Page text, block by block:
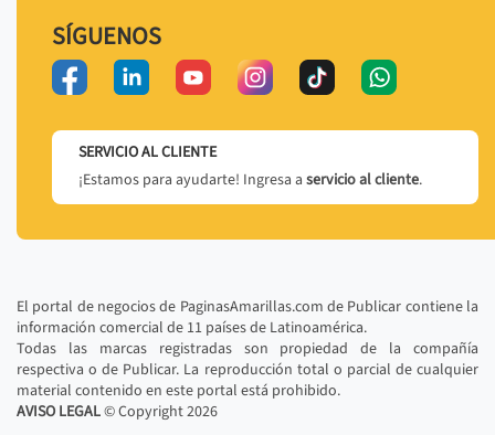
SÍGUENOS
SERVICIO AL CLIENTE
¡Estamos para ayudarte! Ingresa a servicio al cliente.
El portal de negocios de PaginasAmarillas.com de Publicar contiene la
información comercial de 11 países de Latinoamérica.
Todas las marcas registradas son propiedad de la compañía
respectiva o de Publicar. La reproducción total o parcial de cualquier
material contenido en este portal está prohibido.
AVISO LEGAL© Copyright2026